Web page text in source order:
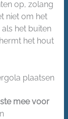
op, zolang
niet om het
het buiten
het hout
plaatsen
mee voor